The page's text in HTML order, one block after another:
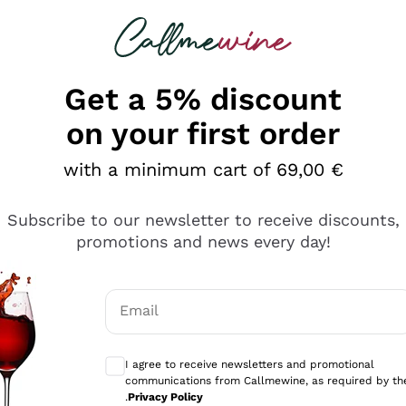
looking for
diversi e con un ampio range di prezzo. Le
Get a 5% discount
on your first order
with a minimum cart of 69,00 €
Subscribe to our newsletter to receive discounts,
promotions and news every day!
Email
I agree to receive newsletters and promotional
communications from Callmewine, as required by
.Privacy Policy